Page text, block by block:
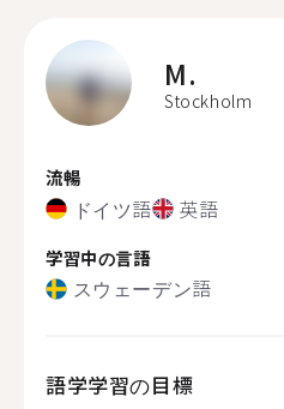
M.
Stockholm
流暢
ドイツ語 英語
学習中の言語
スウェーデン語
語学学習の目標